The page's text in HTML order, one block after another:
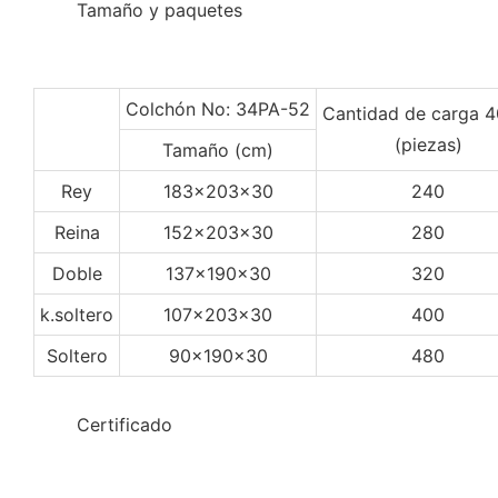
Tamaño y paquetes
Colchón No: 34PA-52
Cantidad de carga
(piezas)
Tamaño (cm)
Rey
183x203x30
240
Reina
152x203x30
280
Doble
137x190x30
320
k.soltero
107x203x30
400
Soltero
90x190x30 480
Certificado